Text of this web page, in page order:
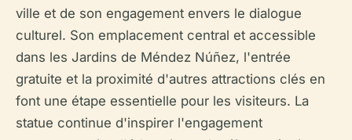
ville et de son engagement envers le dialogue
culturel. Son emplacement central et accessible
dans les Jardins de Méndez Núñez, l'entrée
gratuite et la proximité d'autres attractions clés en
font une étape essentielle pour les visiteurs. La
statue continue d'inspirer l'engagement